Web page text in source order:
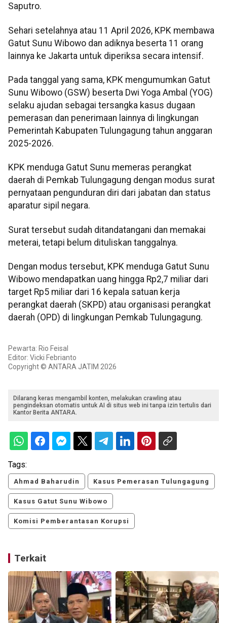
Saputro.
Sehari setelahnya atau 11 April 2026, KPK membawa
Gatut Sunu Wibowo dan adiknya beserta 11 orang
lainnya ke Jakarta untuk diperiksa secara intensif.
Pada tanggal yang sama, KPK mengumumkan Gatut
Sunu Wibowo (GSW) beserta Dwi Yoga Ambal (YOG)
selaku ajudan sebagai tersangka kasus dugaan
pemerasan dan penerimaan lainnya di lingkungan
Pemerintah Kabupaten Tulungagung tahun anggaran
2025-2026.
KPK menduga Gatut Sunu memeras perangkat
daerah di Pemkab Tulungagung dengan modus surat
pernyataan pengunduran diri dari jabatan dan status
aparatur sipil negara.
Surat tersebut sudah ditandatangani dan memakai
meterai, tetapi belum dituliskan tanggalnya.
Dengan modus tersebut, KPK menduga Gatut Sunu
Wibowo mendapatkan uang hingga Rp2,7 miliar dari
target Rp5 miliar dari 16 kepala satuan kerja
perangkat daerah (SKPD) atau organisasi perangkat
daerah (OPD) di lingkungan Pemkab Tulungagung.
Pewarta: Rio Feisal
Editor: Vicki Febrianto
Copyright © ANTARA JATIM 2026
Dilarang keras mengambil konten, melakukan crawling atau
pengindeksan otomatis untuk AI di situs web ini tanpa izin tertulis dari
Kantor Berita ANTARA.
Tags:
Ahmad Baharudin Kasus Pemerasan Tulungagung
Kasus Gatut Sunu Wibowo
Komisi Pemberantasan Korupsi
Terkait